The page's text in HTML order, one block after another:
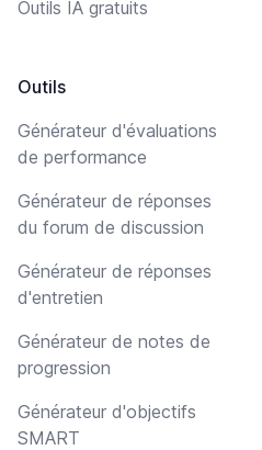
Outils IA gratuits
Outils
Générateur d'évaluations
de performance
Générateur de réponses
du forum de discussion
Générateur de réponses
d'entretien
Générateur de notes de
progression
Générateur d'objectifs
SMART